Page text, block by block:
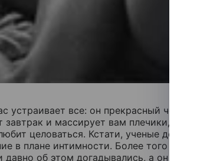
устраивает все: он прекрасный человек,
завтрак и массирует вам плечики, когда
целоваться. Кстати, ученые
в плане интимности. Более того -
об этом догадывались, а он все